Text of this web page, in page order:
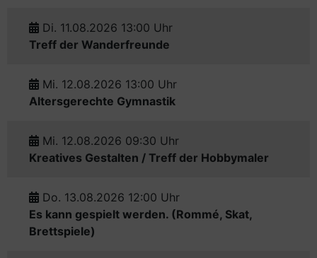
Di. 11.08.2026 13:00 Uhr
Treff der Wanderfreunde
Mi. 12.08.2026 13:00 Uhr
Altersgerechte Gymnastik
Mi. 12.08.2026 09:30 Uhr
Kreatives Gestalten / Treff der Hobbymaler
Do. 13.08.2026 12:00 Uhr
Es kann gespielt werden. (Rommé, Skat,
Brettspiele)